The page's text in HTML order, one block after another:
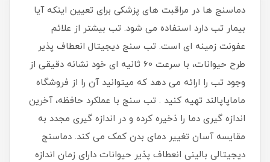
دماسنج ها در مراقبت های پزشکی برای تعیین اینکه آیا
بیمار تب دارد استفاده می شود. تب بیشتر از علائم
عفونت زمینه ای است. تب سنج دیجیتال انعطاف پذیر
طرح حیوانات، با سرعت 60 ثانیه ای خود نشانه دقیقی از
وجود تب را ارائه می دهد که میتوانید آن را از فروشگاه
ماماپاپالند تهیه کنید . تب سنج با عملکرد حافظه، آخرین
اندازه گیری دما را ذخیره کرده و در اندازه گیری مجدد به
مقایسه آسان تغییر دمای بدن کمک می کند. دماسنج
دیجیتالی بالینی انعطاف پذیر حیوانات دارای زمان اندازه